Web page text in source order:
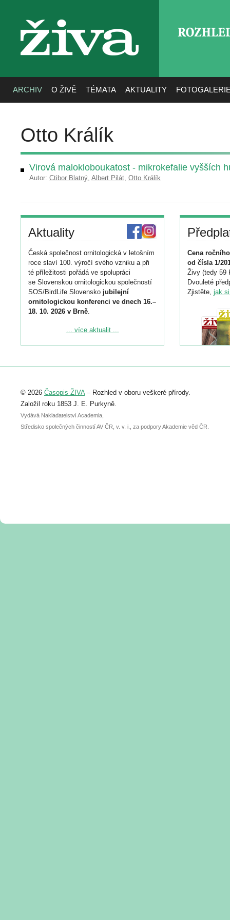
živa
ARCHIV O ŽIVĚ TÉMATA AKTUALITY
Otto Králík
Virová malokloboukatost - mikrokefalie vyšších
Autor: Ctibor Blatný, Albert Pilát, Otto Králík
Aktuality
Česká společnost ornitologická v letošním
roce slaví 100. výročí svého vzniku a při
té příležitosti pořádá ve spolupráci
se Slovenskou ornitologickou společností
SOS/BirdLife Slovensko jubilejní
ornitologickou konferenci ve dnech 16.–
18. 10. 2026 v Brně.
Podrobnější informace ke konferenci
Registrovat se můžete do 6. září.
abstraktu přihlášené přednášky nebo
posteru je už 30. června.
... více aktualit ...
Cena
od čísla 1/
Živy (tedy 59
Dvouleté
Zjistěte, jak
© 2026 Časopis ŽIVA– Rozhled v oboru veškeré přírody.
Založil roku 1853 J. E. Purkyně.
Vydává Nakladatelství Academia,
Středisko společných činností AV ČR, v. v. i., za podpory Akademie věd ČR.